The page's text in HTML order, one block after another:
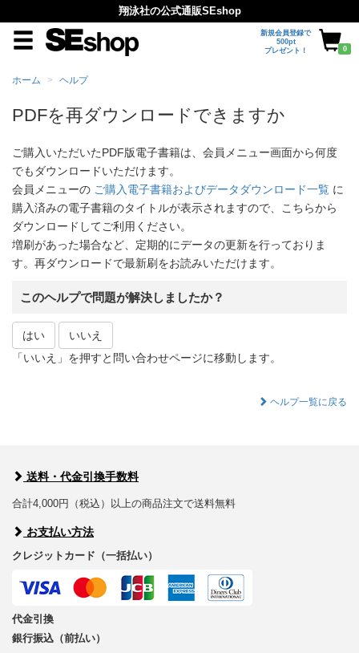
翔泳社の公式通販SEshop
新規会員登録で
500pt
プレゼント！
0
ホーム ヘルプ
PDFを再ダウンロードできますか
ご購入いただいたPDF版電子書籍は、会員メニュー画面から何度
でもダウンロードいただけます。
会員メニューの ご購入電子書籍およびデータダウンロード一覧 に
購入済みの電子書籍のタイトルが表示されますので、こちらから
ダウンロードしてご利用ください。
増刷があった場合など、定期的にデータの更新を行っておりま
す。再ダウンロードで最新刷をお読みいただけます。
このヘルプで問題が解決しましたか？
はい
いいえ
「いいえ」を押すと問い合わせページに移動します。
ヘルプ一覧に戻る
送料・代金引換手数料
合計4,000円（税込）以上の商品注文で送料無料
お支払い方法
クレジットカード（一括払い）
代金引換
銀行振込（前払い）